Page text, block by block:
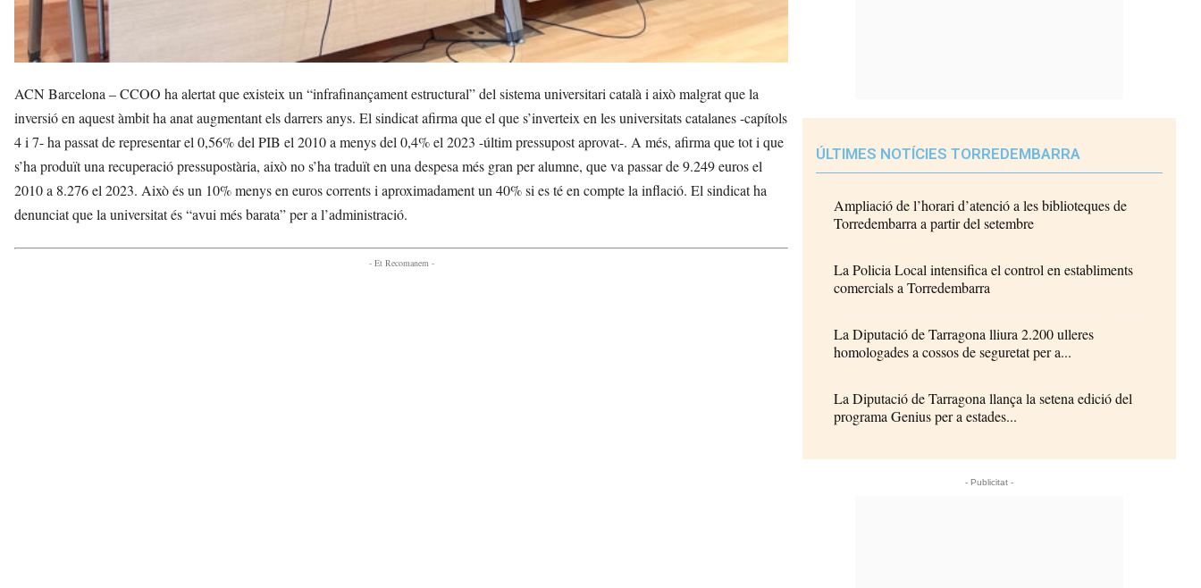
ACN Barcelona – CCOO ha alertat que existeix un “infrafinançament estructural” del sistema universitari català i això malgrat que la
inversió en aquest àmbit ha anat augmentant els darrers anys. El sindicat afirma que el que s’inverteix en les universitats catalanes -capítols
4 i 7- ha passat de representar el 0,56% del PIB el 2010 a menys del 0,4% el 2023 -últim pressupost aprovat-. A més, afirma que tot i que
s’ha produït una recuperació pressupostària, això no s’ha traduït en una despesa més gran per alumne, que va passar de 9.249 euros el
2010 a 8.276 el 2023. Això és un 10% menys en euros corrents i aproximadament un 40% si es té en compte la inflació. El sindicat ha
denunciat que la universitat és “avui més barata” per a l’administració.
- Et Recomanem -
ÚLTIMES NOTÍCIES TORREDEMBARRA
Ampliació de l’horari d’atenció a les biblioteques de
Torredembarra a partir del setembre
La Policia Local intensifica el control en establiments
comercials a Torredembarra
La Diputació de Tarragona lliura 2.200 ulleres
homologades a cossos de seguretat per a...
La Diputació de Tarragona llança la setena edició del
programa Genius per a estades...
- Publicitat -